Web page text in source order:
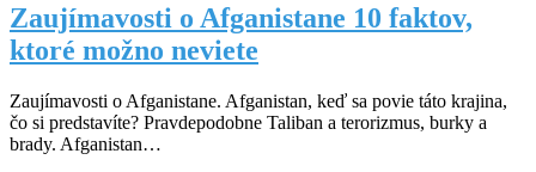
Zaujímavosti o Afganistane 10 faktov,
ktoré možno neviete
Zaujímavosti o Afganistane. Afganistan, keď sa povie táto krajina,
čo si predstavíte? Pravdepodobne Taliban a terorizmus, burky a
brady. Afganistan…